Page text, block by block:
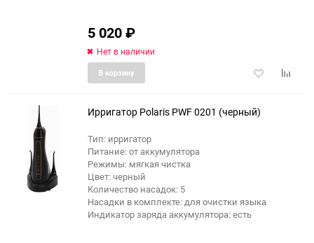
5 020₽
Нет в наличии
Добавить
В корзину
еще 11 фото
Ирригатор Polaris PWF 0201 (черный)
Тип: ирригатор
Питание: от аккумулятора
Режимы: мягкая чистка
Цвет: черный
Количество насадок: 5
Насадки в комплекте: для очистки языка
Индикатор заряда аккумулятора: есть